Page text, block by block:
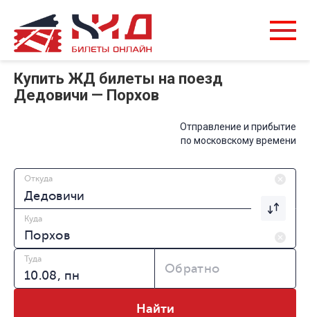
Купить ЖД билеты на поезд
Дедовичи — Порхов
Отправление и прибытие
по московскому времени
Откуда
Куда
Туда
Обратно
Найти